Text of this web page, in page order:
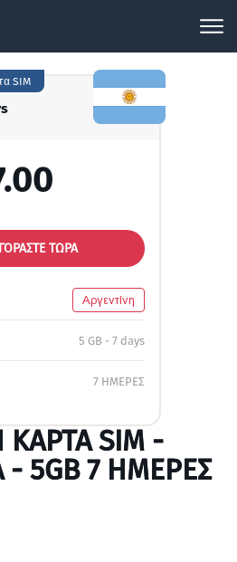
SIM
ΤΩΡΑ
Αργεντίνη
5 GB - 7 days
7 ΗΜΕΡΕΣ
ΚΆΡΤΑ SIM -
- 5GB 7 ΗΜΕΡΕΣ